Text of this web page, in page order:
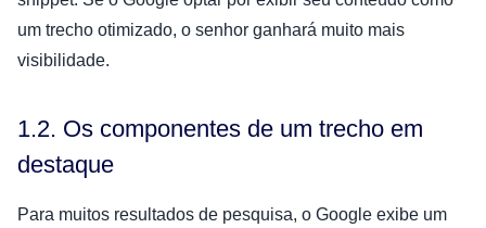
um trecho otimizado, o senhor ganhará muito mais
visibilidade.
1.2. Os componentes de um trecho em
destaque
Para muitos resultados de pesquisa, o Google exibe um